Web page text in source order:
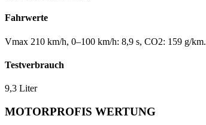
Fahrwerte
Vmax 210 km/h, 0–100 km/h: 8,9 s, CO2: 159 g/km.
Testverbrauch
9,3 Liter
MOTORPROFIS WERTUNG